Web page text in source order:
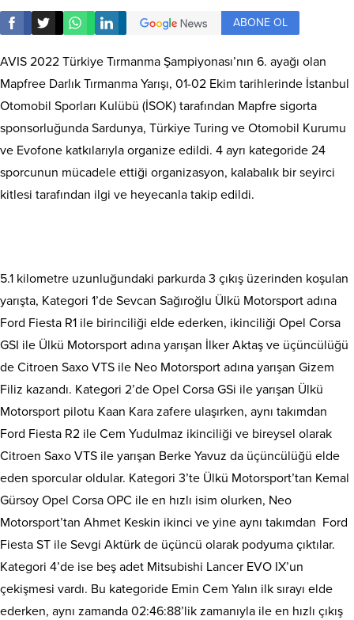
ABONE OL
AVIS 2022 Türkiye Tırmanma Şampiyonası’nın 6. ayağı olan
Mapfree Darlık Tırmanma Yarışı, 01-02 Ekim tarihlerinde İstanbul
Otomobil Sporları Kulübü (İSOK) tarafından Mapfre sigorta
sponsorluğunda Sardunya, Türkiye Turing ve Otomobil Kurumu
ve Evofone katkılarıyla organize edildi. 4 ayrı kategoride 24
sporcunun mücadele ettiği organizasyon, kalabalık bir seyirci
kitlesi tarafından ilgi ve heyecanla takip edildi.
5.1 kilometre uzunluğundaki parkurda 3 çıkış üzerinden koşulan
yarışta, Kategori 1’de Sevcan Sağıroğlu Ülkü Motorsport adına
Ford Fiesta R1 ile birinciliği elde ederken, ikinciliği Opel Corsa
GSI ile Ülkü Motorsport adına yarışan İlker Aktaş ve üçüncülüğü
de Citroen Saxo VTS ile Neo Motorsport adına yarışan Gizem
Filiz kazandı. Kategori 2’de Opel Corsa GSi ile yarışan Ülkü
Motorsport pilotu Kaan Kara zafere ulaşırken, aynı takımdan
Ford Fiesta R2 ile Cem Yudulmaz ikinciliği ve bireysel olarak
Citroen Saxo VTS ile yarışan Berke Yavuz da üçüncülüğü elde
eden sporcular oldular. Kategori 3’te Ülkü Motorsport’tan Kemal
Gürsoy Opel Corsa OPC ile en hızlı isim olurken, Neo
Motorsport’tan Ahmet Keskin ikinci ve yine aynı takımdan Ford
Fiesta ST ile Sevgi Aktürk de üçüncü olarak podyuma çıktılar.
Kategori 4’de ise beş adet Mitsubishi Lancer EVO IX’un
çekişmesi vardı. Bu kategoride Emin Cem Yalın ilk sırayı elde
ederken, aynı zamanda 02:46:88’lik zamanıyla ile en hızlı çıkış